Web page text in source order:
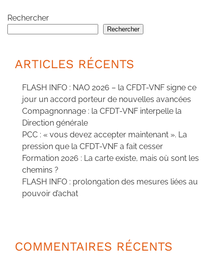
Rechercher
Rechercher
ARTICLES RÉCENTS
FLASH INFO : NAO 2026 – la CFDT-VNF signe ce
jour un accord porteur de nouvelles avancées
Compagnonnage : la CFDT-VNF interpelle la
Direction générale
PCC : « vous devez accepter maintenant ». La
pression que la CFDT-VNF a fait cesser
Formation 2026 : La carte existe, mais où sont les
chemins ?
FLASH INFO : prolongation des mesures liées au
pouvoir d’achat
COMMENTAIRES RÉCENTS